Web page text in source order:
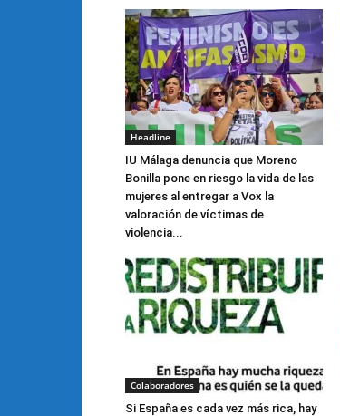
Headline
IU Málaga denuncia que Moreno
Bonilla pone en riesgo la vida de las
mujeres al entregar a Vox la
valoración de víctimas de
violencia...
Colaboradores
Si España es cada vez más rica, hay